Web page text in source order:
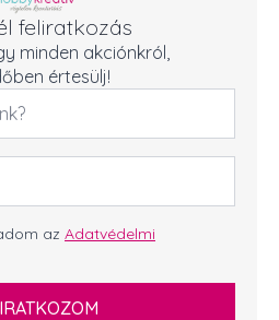
feliratkozás
minden akciónkról,
értesülj!
az Adatvédelmi